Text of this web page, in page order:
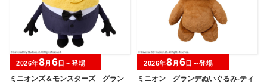
ミニオンズ＆モンスターズ グラン
2026年8月 6 日～登場
ミニオン グランデぬいぐるみ‐ティ
2026年8月 6 日～登場